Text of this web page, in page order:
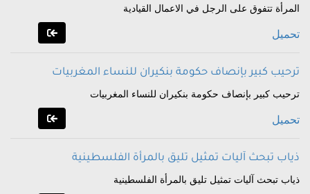
المرأة تتفوق على الرجل في الاعمال القيادية
تحميل
ترحيب كبير بإنصاف حكومة بنكيران للنساء المغربيات
ترحيب كبير بإنصاف حكومة بنكيران للنساء المغربيات
تحميل
ذياب تبحث آليات تمثيل تليق بالمرأة الفلسطينية
ذياب تبحث آليات تمثيل تليق بالمرأة الفلسطينية